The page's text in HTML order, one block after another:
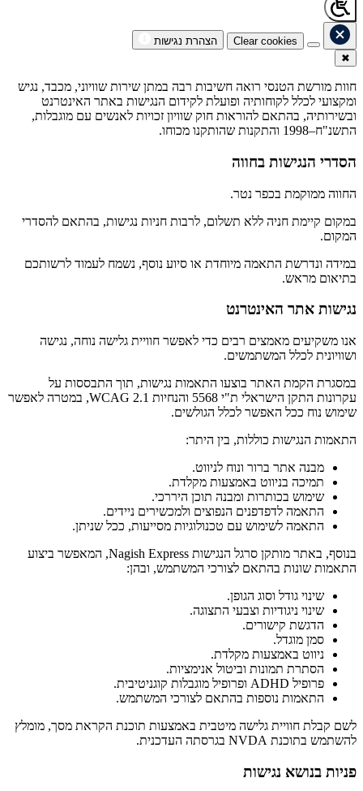
Clear cookies
הצהרת נגישות
✖
חוות מורשת הטנסי רואה חשיבות רבה במתן שירות שוויוני, מכבד, נגיש
ומקצועי לכלל לקוחותיה ופועלת לקידום הנגישות באתר האינטרנט
ובשירותיה, בהתאם להוראות חוק שוויון זכויות לאנשים עם מוגבלות,
התשנ"ח–1998 והתקנות שהותקנו מכוחו.
הסדרי הנגישות בחווה
החווה ממוקמת בכפר נטר.
במקום קיימת חניה ללא תשלום, לרבות חניות נגישות, בהתאם להסדרי
המקום.
במידה ונדרשת התאמה מיוחדת או סיוע נוסף, נשמח לעמוד לרשותכם
בתיאום מראש.
נגישות אתר האינטרנט
אנו משקיעים מאמצים רבים כדי לאפשר חוויית גלישה נוחה, נגישה
ושוויונית לכלל המשתמשים.
במסגרת הקמת האתר בוצעו התאמות נגישות, תוך התבססות על
עקרונות התקן הישראלי ת"י 5568 והנחיות WCAG 2.1, במטרה לאפשר
שימוש נוח ככל האפשר לכלל הגולשים.
התאמות הנגישות כוללות, בין היתר:
מבנה אתר ברור ונוח לניווט.
תמיכה בניווט באמצעות מקלדת.
שימוש בכותרות ומבנה תוכן היררכי.
התאמה לדפדפנים הנפוצים ולמכשירים ניידים.
התאמה לשימוש עם טכנולוגיות מסייעות, ככל שניתן.
בנוסף, באתר מותקן סרגל הנגישות Nagish Express, המאפשר ביצוע
התאמות שונות בהתאם לצורכי המשתמש, ובהן:
שינוי גודל וסוג הגופן.
שינוי ניגודיות וצבעי התצוגה.
הדגשת קישורים.
סמן מוגדל.
ניווט באמצעות מקלדת.
הסתרת תמונות וביטול אנימציות.
פרופיל ADHD ופרופיל מוגבלות קוגניטיבית.
התאמות נוספות בהתאם לצורכי המשתמש.
לשם קבלת חוויית גלישה מיטבית באמצעות תוכנת הקראת מסך, מומלץ
להשתמש בתוכנת NVDA בגרסתה העדכנית.
פניות בנושא נגישות